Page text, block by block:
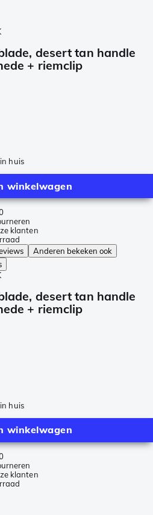
desert tan handle
+ riemclip
huis
winkelwagen
klanten
Anderen bekeken ook
desert tan handle
+ riemclip
huis
winkelwagen
klanten